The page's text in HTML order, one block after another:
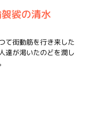
裟の清水
て街動筋を行き来した
達が渇いたのどを潤し